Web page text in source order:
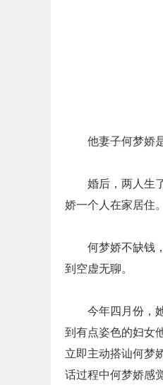
他妻子何梦娇
婚后，两人生
娇一个人在家居住。
何梦娇不缺钱
到空虚无聊。
今年四月份，
到有点姿色的妇女
立即主动搭讪何梦
话过程中何梦娇感